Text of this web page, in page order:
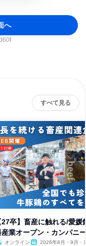
へ
すべて見る
27卒】畜産に触れる/愛媛
産業オープン・カンパニー
オンライン
2026年8月・9月・